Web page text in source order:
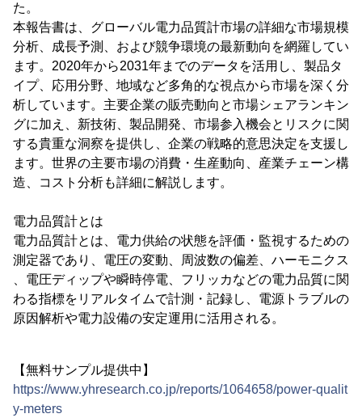
た。
本報告書は、グローバル電力品質計市場の詳細な市場規模
分析、成長予測、および競争環境の最新動向を網羅してい
ます。2020年から2031年までのデータを活用し、製品タ
イプ、応用分野、地域など多角的な視点から市場を深く分
析しています。主要企業の販売動向と市場シェアランキン
グに加え、新技術、製品開発、市場参入機会とリスクに関
する貴重な洞察を提供し、企業の戦略的意思決定を支援し
ます。世界の主要市場の消費・生産動向、産業チェーン構
造、コスト分析も詳細に解説します。
電力品質計とは
電力品質計とは、電力供給の状態を評価・監視するための
測定器であり、電圧の変動、周波数の偏差、ハーモニクス
、電圧ディップや瞬時停電、フリッカなどの電力品質に関
わる指標をリアルタイムで計測・記録し、電源トラブルの
原因解析や電力設備の安定運用に活用される。
【無料サンプル提供中】
https://www.yhresearch.co.jp/reports/1064658/power-qualit
y-meters